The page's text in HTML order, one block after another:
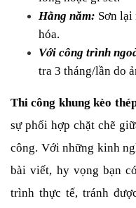
Hằng năm: Sơn lại
hóa.
Với công trình
tra 3 tháng/lần do
Thi công khung kèo
sự phối hợp chặt chẽ
công. Với những kinh
bài viết, hy vọng bạn
trình thực tế, tránh